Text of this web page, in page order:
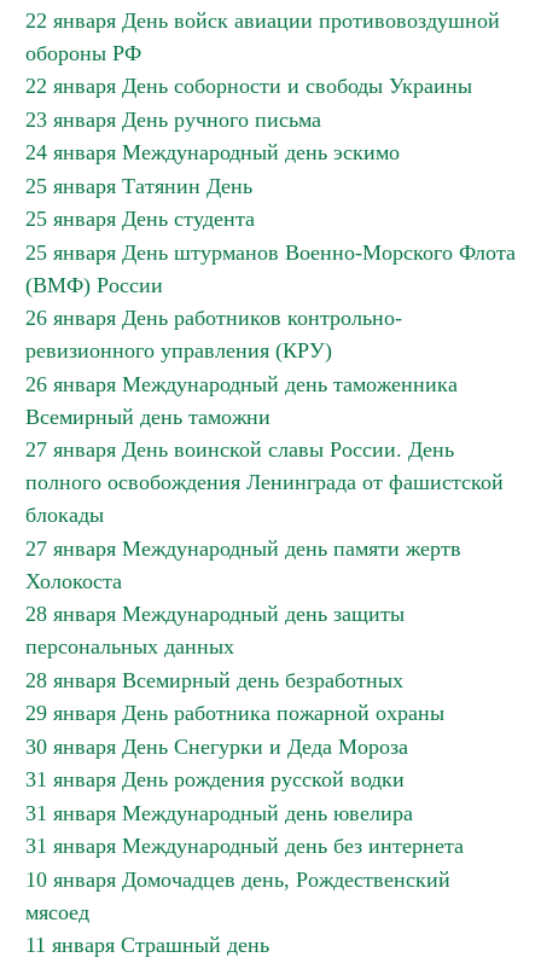
22 января День войск авиации противовоздушной
обороны РФ
22 января День соборности и свободы Украины
23 января День ручного письма
24 января Международный день эскимо
25 января Татянин День
25 января День студента
25 января День штурманов Военно-Морского Флота
(ВМФ) России
26 января День работников контрольно-
ревизионного управления (КРУ)
26 января Международный день таможенника
Всемирный день таможни
27 января День воинской славы России. День
полного освобождения Ленинграда от фашистской
блокады
27 января Международный день памяти жертв
Холокоста
28 января Международный день защиты
персональных данных
28 января Всемирный день безработных
29 января День работника пожарной охраны
30 января День Снегурки и Деда Мороза
31 января День рождения русской водки
31 января Международный день ювелира
31 января Международный день без интернета
10 января Домочадцев день, Рождественский
мясоед
11 января Страшный день